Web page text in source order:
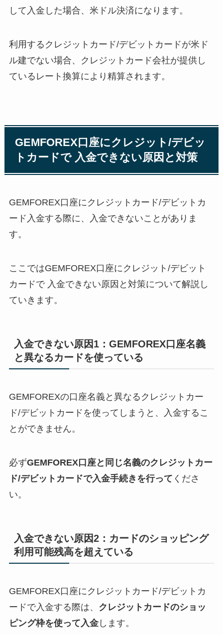
して入金した場合、米ドル決済になります。
利用するクレジットカード/デビットカードが米ド
ル建でない場合、クレジットカード会社が提供し
ているレート換算により精算されます。
GEMFOREX口座にクレジット/デビッ
トカードで 入金できない原因と対策
GEMFOREX口座にクレジットカード/デビットカ
ード入金する際に、入金できないことがありま
す。
ここではGEMFOREX口座にクレジット/デビット
カードで 入金できない原因と対策について解説し
ていきます。
入金できない原因1：GEMFOREX口座名義
と異なるカードを使っている
GEMFOREXの口座名義と異なるクレジットカー
ド/デビットカードを使ってしまうと、入金するこ
とができません。
必ずGEMFOREX口座と同じ名義のクレジットカー
ド/デビットカードで入金手続きを行って くださ
い。
入金できない原因2：カードのショッピング
利用可能残高を超えている
GEMFOREX口座にクレジットカード/デビットカ
ードで入金する際は、 クレジットカードのショッ
ピング枠を使って入金します。